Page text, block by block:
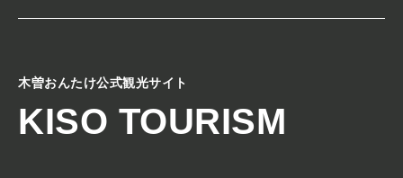
木曽おんたけ公式観光サイト
KISO TOURISM